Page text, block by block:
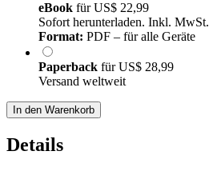
eBook fürUS$ 22,99
Sofort herunterladen. Inkl. MwSt.
Format: PDF – für alle Geräte
Paperback fürUS$ 28,99
Versand weltweit
In den Warenkorb
Details